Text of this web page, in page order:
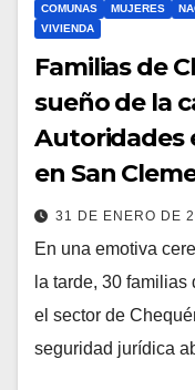
COMUNAS MUJERES
VIVIENDA
Familias de
sueño de la
Autoridades
en San
31 DE ENERO DE
En una emotiva
la tarde, 30
el sector de
seguridad jurídica